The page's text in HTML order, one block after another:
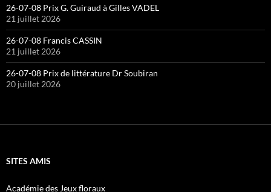
26-07-08 Prix G. Guiraud à Gilles VADEL
21 juillet 2026
26-07-08 Francis CASSIN
21 juillet 2026
26-07-08 Prix de littérature Dr Soubiran
20 juillet 2026
SITES AMIS
Académie des Jeux floraux